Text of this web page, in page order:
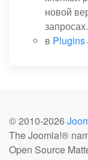
новой
в Plugins
© 2010-2026
The Joomla!®
Open Source